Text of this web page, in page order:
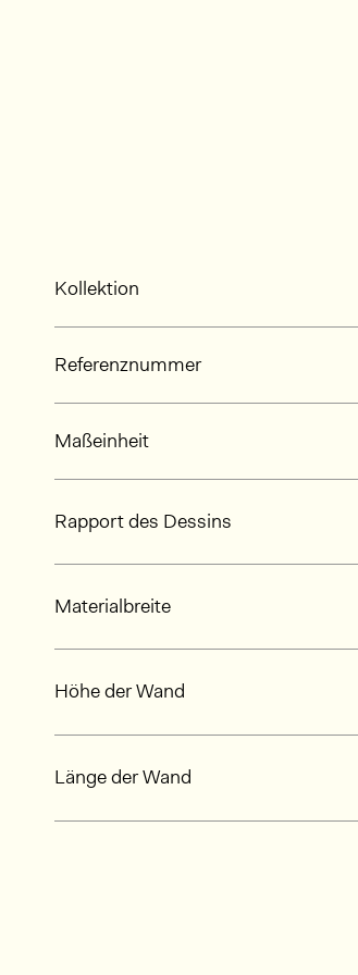
Kollektion
Referenznummer
Maßeinheit
Rapport des Dessins
Materialbreite
Höhe der Wand
Länge der Wand